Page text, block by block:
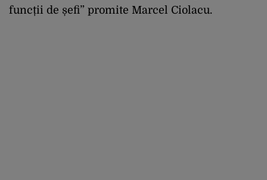
funcții de șefi” promite Marcel Ciolacu.